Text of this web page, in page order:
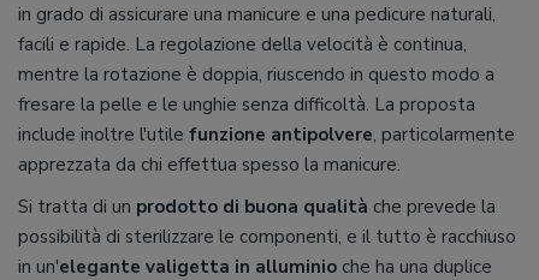
in grado di assicurare una manicure e una pedicure naturali,
facili e rapide. La regolazione della velocità è continua,
mentre la rotazione è doppia, riuscendo in questo modo a
fresare la pelle e le unghie senza difficoltà. La proposta
include inoltre l'utile funzione antipolvere, particolarmente
apprezzata da chi effettua spesso la manicure.
Si tratta di un prodotto di buona qualità che prevede la
possibilità di sterilizzare le componenti, e il tutto è racchiuso
in un'elegante valigetta in alluminio che ha una duplice